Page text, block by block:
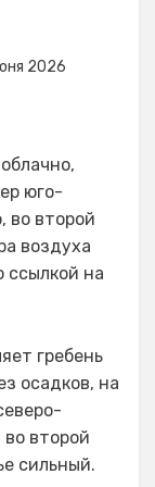
2026
юго-
во второй
воздуха
ссылкой на
гребень
осадков, на
второй
сильный.